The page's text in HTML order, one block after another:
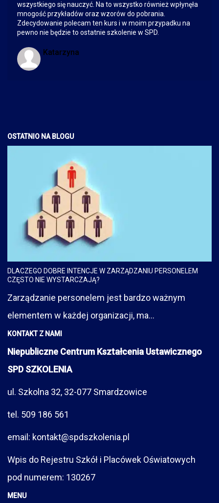
wszystkiego się nauczyć. Na to wszystko również wpłynęła
mnogość przykładów oraz wzorów do pobrania.
Zdecydowanie polecam ten kurs i w moim przypadku na
pewno nie będzie to ostatnie szkolenie w SPD.
Katarzyna
OSTATNIO NA BLOGU
DLACZEGO DOBRE INTENCJE W ZARZĄDZANIU PERSONELEM
CZĘSTO NIE WYSTARCZAJĄ?
Zarządzanie personelem jest bardzo ważnym
elementem w każdej organizacji, ma...
KONTAKT Z NAMI
Niepubliczne Centrum Kształcenia Ustawicznego
SPD SZKOLENIA
ul. Szkolna 32, 32-077 Smardzowice
tel. 509 186 561
email: kontakt@spdszkolenia.pl
Wpis do Rejestru Szkół i Placówek Oświatowych
pod numerem: 130267
MENU